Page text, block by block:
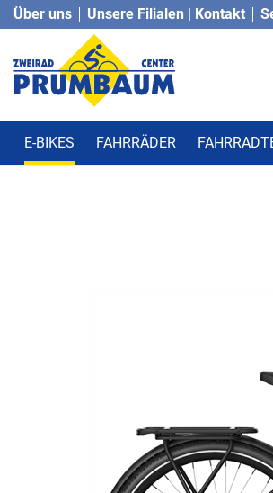
Über uns Unsere Filialen | Kontakt
E-BIKES FAHRRÄDER